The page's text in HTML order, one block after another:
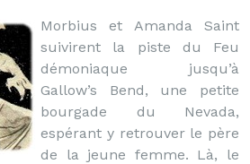
Morbius et Amanda Saint
suivirent la piste du Feu
démoniaque jusqu’à
Gallow’s Bend, une petite
bourgade du Nevada,
espérant y retrouver le père
de la jeune femme. Là, le